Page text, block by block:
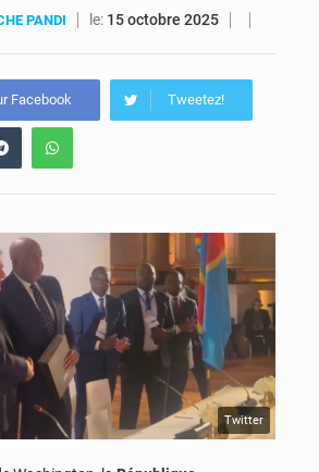
PANDI le: 15 octobre 2025
Facebook Tweetez!
Twitter